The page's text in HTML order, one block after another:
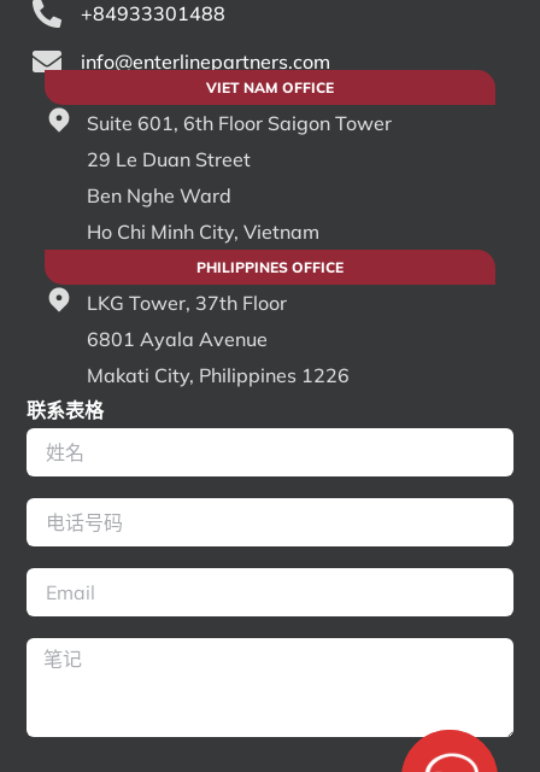
+84933301488
info@enterlinepartners.com
VIET NAM OFFICE
Suite 601, 6th Floor Saigon Tower
29 Le Duan Street
Ben Nghe Ward
Ho Chi Minh City, Vietnam
PHILIPPINES OFFICE
LKG Tower, 37th Floor
6801 Ayala Avenue
Makati City, Philippines 1226
联系表格